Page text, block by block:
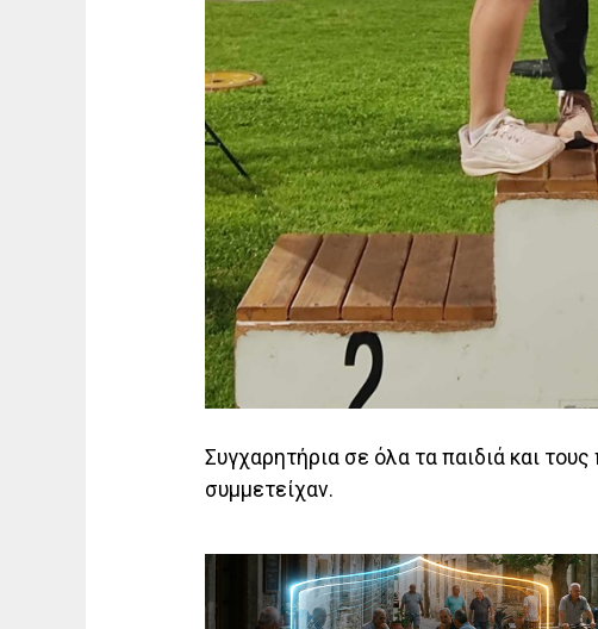
Συγχαρητήρια σε όλα τα παιδιά και
συμμετείχαν.